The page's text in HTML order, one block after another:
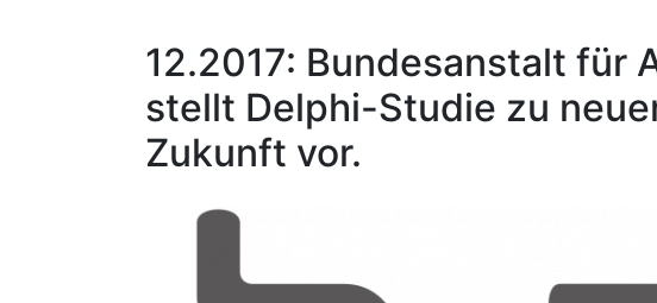
12.2017: Bundesanstalt für
stellt Delphi-Studie zu
Zukunft vor.